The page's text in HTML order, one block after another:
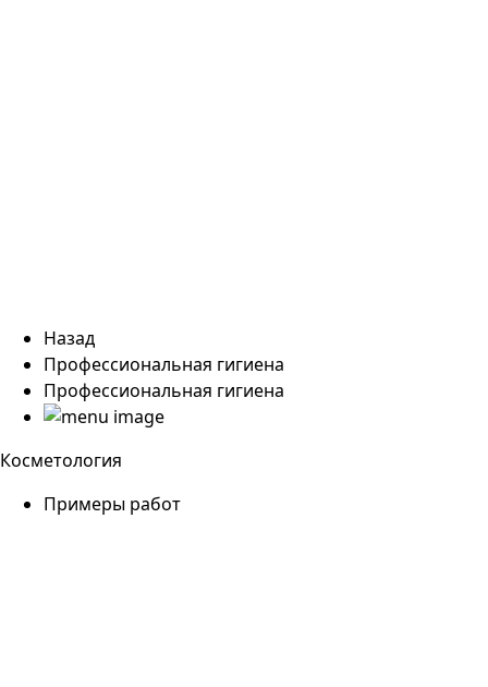
Назад
Профессиональная гигиена
Профессиональная гигиена
Косметология
Примеры работ